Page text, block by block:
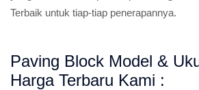
Terbaik untuk tiap-tiap penerapannya.
Paving Block Model &
Harga Terbaru Kami :